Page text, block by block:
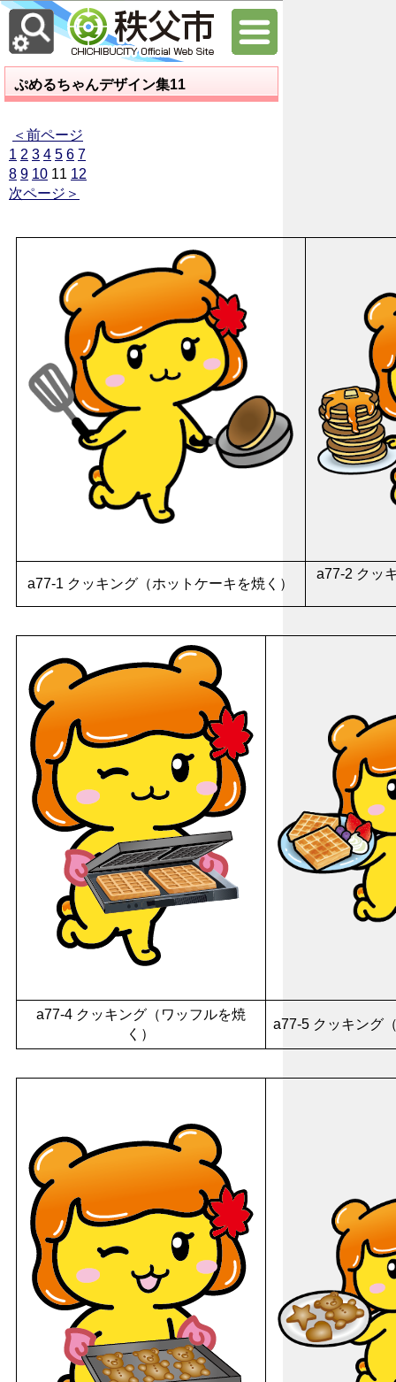
ぷめるちゃんデザイン集11
＜前ページ
1 2 3 4 5 6 7
8 9 10 11 12
次ページ＞
a77-1 クッキング（ホットケーキを焼く）
a77-2 クッ
a77-4 クッキング（ワッフルを焼
く）
a77-5 クッキング